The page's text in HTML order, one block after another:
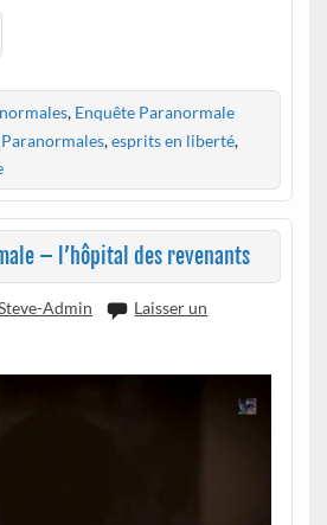
, Enquête Paranormale
,esprits en liberté,
– l’hôpital des revenants
Admin
Laisser un